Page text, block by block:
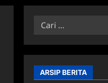
Cari
ARSIP BERITA